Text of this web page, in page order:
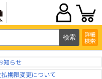
詳細
検索
知らせ
期限変更について